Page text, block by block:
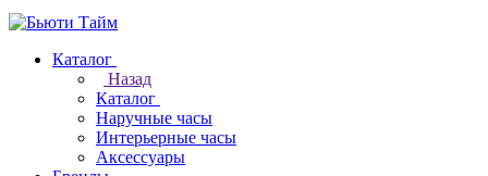
Каталог
Назад
Каталог
Наручные часы
Интерьерные часы
Аксессуары